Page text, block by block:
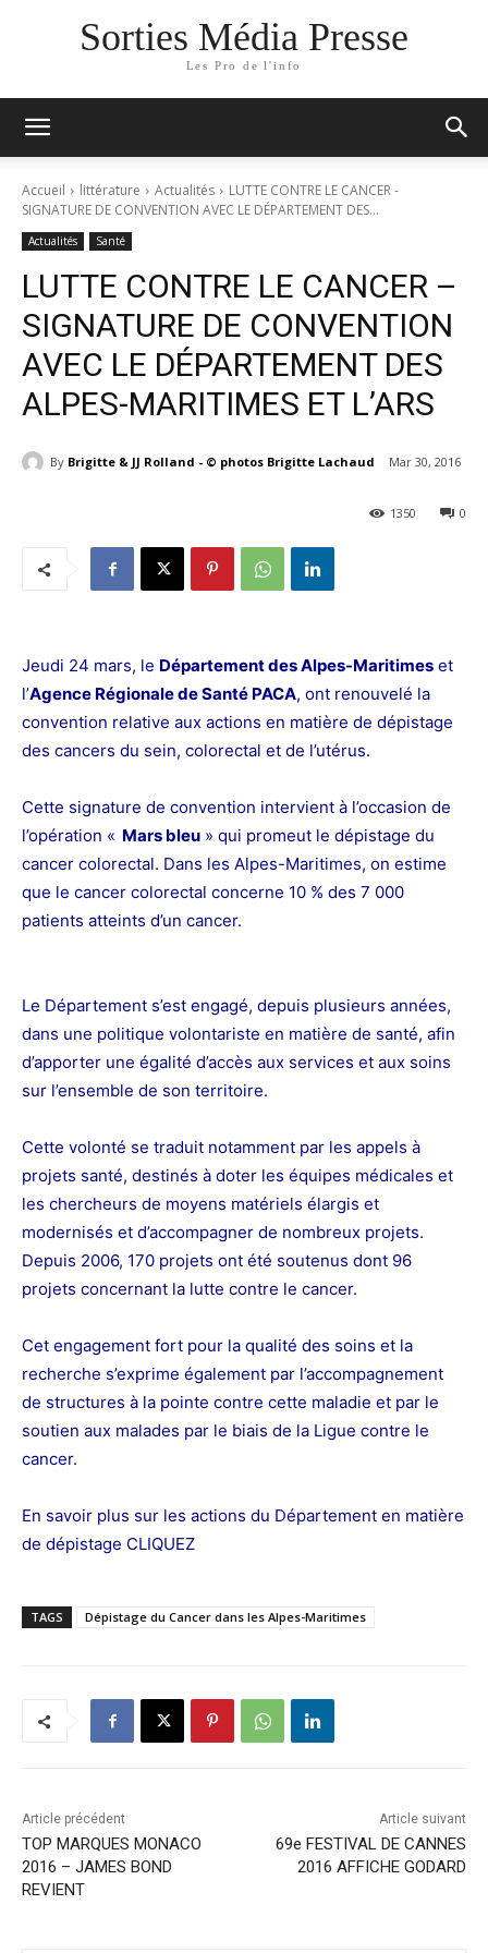
Sorties Média Presse
Les Pro de l'info
Accueil littérature Actualités
LUTTE CONTRE LE CANCER -
SIGNATURE DE CONVENTION AVEC LE DÉPARTEMENT DES...
Actualités Santé
LUTTE CONTRE LE CANCER –
SIGNATURE DE CONVENTION
AVEC LE DÉPARTEMENT DES
ALPES-MARITIMES ET L’ARS
By Brigitte & JJ Rolland - © photos Brigitte Lachaud Mar 30, 2016
0
1350
Jeudi 24 mars, le Département des Alpes-Maritimes et
l’Agence Régionale de Santé PACA, ont renouvelé la
convention relative aux actions en matière de dépistage
des cancers du sein, colorectal et de l’utérus.
Cette signature de convention intervient à l’occasion de
l’opération « Mars bleu » qui promeut le dépistage du
cancer colorectal. Dans les Alpes-Maritimes, on estime
que le cancer colorectal concerne 10 % des 7 000
patients atteints d’un cancer.
Le Département s’est engagé, depuis plusieurs années,
dans une politique volontariste en matière de santé, afin
d’apporter une égalité d’accès aux services et aux soins
sur l’ensemble de son territoire.
Cette volonté se traduit notamment par les appels à
projets santé, destinés à doter les équipes médicales et
les chercheurs de moyens matériels élargis et
modernisés et d’accompagner de nombreux projets.
Depuis 2006, 170 projets ont été soutenus dont 96
projets concernant la lutte contre le cancer.
Cet engagement fort pour la qualité des soins et la
recherche s’exprime également par l’accompagnement
de structures à la pointe contre cette maladie et par le
soutien aux malades par le biais de la Ligue contre le
cancer.
En savoir plus sur les actions du Département en matière
de dépistage CLIQUEZ
TAGS Dépistage du Cancer dans les Alpes-Maritimes
Article précédent
TOP MARQUES MONACO
2016 – JAMES BOND
REVIENT
Article suivant
69e FESTIVAL DE CANNES
2016 AFFICHE GODARD